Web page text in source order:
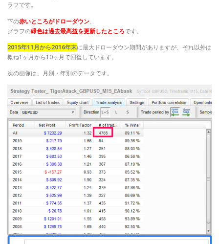
ラフです。
下の赤いところがドローダウン、
グラフの緑色は過去最高益を更新したところです。
2015年11月から2016年末に最大ドローダウン期間がありますが、それ以外は
概ね1ヶ月から10ヶ月で回復しています。
次の画像は、月別・年別のデータです。